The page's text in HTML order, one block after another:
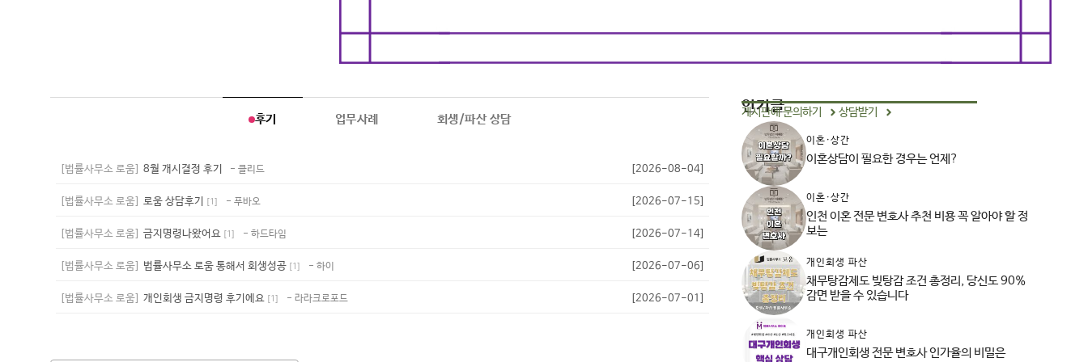
후기 업무사례 회생/파산 상담
[법률사무소 로움] 8월 개시결정 후기 - 클리드 [2026-08-04]
[법률사무소 로움] 로움 상담후기 [1 ] - 푸바오 [2026-07-15]
[법률사무소 로움] 금지명령나왔어요 [1 ] - 하드타임 [2026-07-14]
[법률사무소 로움] 법률사무소 로움 통해서 회생성공 [1 ] - 하이 [2026-07-06]
[법률사무소 로움] 개인회생 금지명령 후기에요 [1 ] - 라라크로포드 [2026-07-01]
인기글
게시판에 문의하기 상담받기
이혼·상간
이혼상담이 필요한 경우는 언제?
이혼·상간
인천 이혼 전문 변호사 추천 비용 꼭 알아야 할 정
보는
개인회생 파산
채무탕감제도 빚탕감 조건 총정리, 당신도 90%
감면 받을 수 있습니다
개인회생 파산
대구개인회생 전문 변호사 인가율의 비밀은